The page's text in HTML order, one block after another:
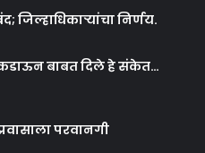
जिल्हाधिकाऱ्यांचा निर्णय.
बाबत दिले हे संकेत…
परवानगी